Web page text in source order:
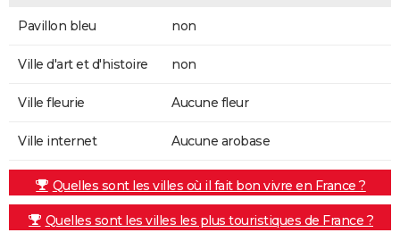
Pavillon bleu non
Ville d'art et d'histoire non
Ville fleurie Aucune fleur
Ville internet Aucune arobase
Quelles sont les villes où il fait bon vivre en France ?
Quelles sont les villes les plus touristiques de France ?